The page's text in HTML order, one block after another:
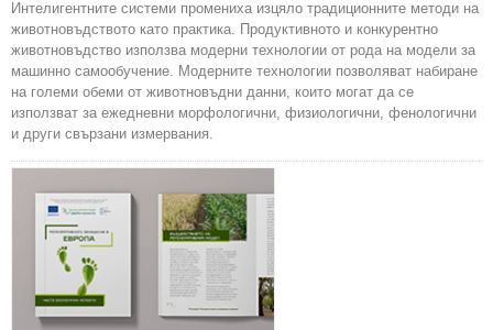
Интелигентните системи промениха изцяло традиционните методи на
животновъдството като практика. Продуктивното и конкурентно
животновъдство използва модерни технологии от рода на модели за
машинно самообучение. Модерните технологии позволяват набиране
на големи обеми от животновъдни данни, които могат да се
използват за ежедневни морфологични, физиологични, фенологични
и други свързани измервания.